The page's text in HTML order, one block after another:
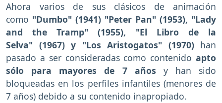
Ahora varios de sus clásicos de animación
como "Dumbo" (1941) "Peter Pan" (1953), "Lady
and the Tramp"
(1955), "El Libro de la
Selva" (1967) y "Los Aristogatos" (1970) han
pasado a ser consideradas como contenido apto
sólo para mayores de 7 años y han sido
bloqueadas en los perfiles infantiles (menores de
7 años) debido a su contenido inapropiado.